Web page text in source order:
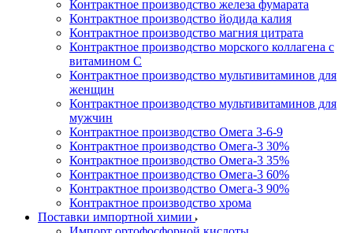
Контрактное производство железа фумарата
Контрактное производство йодида калия
Контрактное производство магния цитрата
Контрактное производство морского коллагена с
витамином С
Контрактное производство мультивитаминов для
женщин
Контрактное производство мультивитаминов для
мужчин
Контрактное производство Омега 3-6-9
Контрактное производство Омега-3 30%
Контрактное производство Омега-3 35%
Контрактное производство Омега-3 60%
Контрактное производство Омега-3 90%
Контрактное производство хрома
Поставки импортной химии